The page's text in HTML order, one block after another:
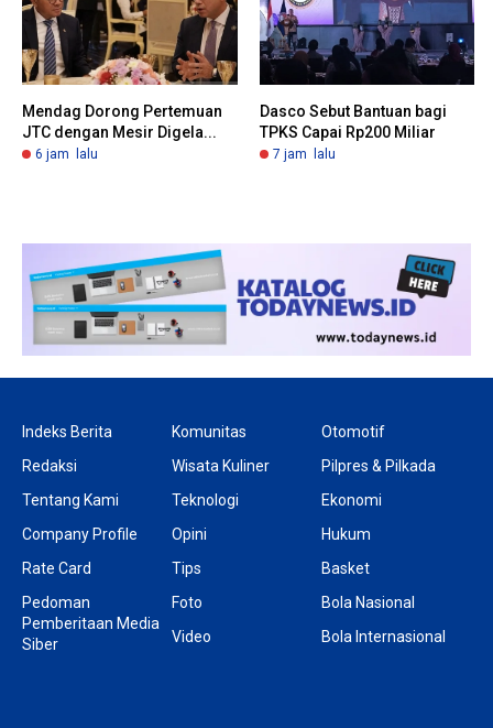
Mendag Dorong Pertemuan
JTC dengan Mesir Digela...
6 jam lalu
Dasco Sebut Bantuan bagi
TPKS Capai Rp200 Miliar
7 jam lalu
Indeks Berita
Redaksi
Tentang Kami
Company Profile
Rate Card
Pedoman
Pemberitaan Media
Siber
Komunitas
Wisata Kuliner
Teknologi
Opini
Tips
Foto
Video
Otomotif
Pilpres & Pilkada
Ekonomi
Hukum
Basket
Bola Nasional
Bola Internasional